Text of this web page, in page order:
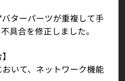
ターパーツが重複して手
具合を修正しました。
いて、ネットワーク機能